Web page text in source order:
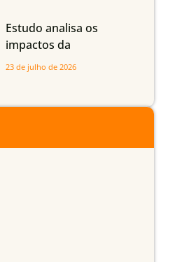
Estudo analisa os
impactos da
infraestrutura logística
do Sul
23 de julho de 2026